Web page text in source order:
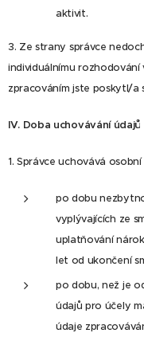
aktivit.
3. Ze strany správce
individuálnímu rozhodování
zpracováním jste poskytl/a
IV. Doba uchovávání údajů
1. Správce uchovává osobní
po dobu
vyplývajících ze
uplatňování
let od ukončení
po dobu, než je
údajů pro účely
údaje